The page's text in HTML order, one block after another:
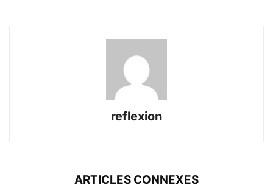
reflexion
ARTICLES CONNEXES